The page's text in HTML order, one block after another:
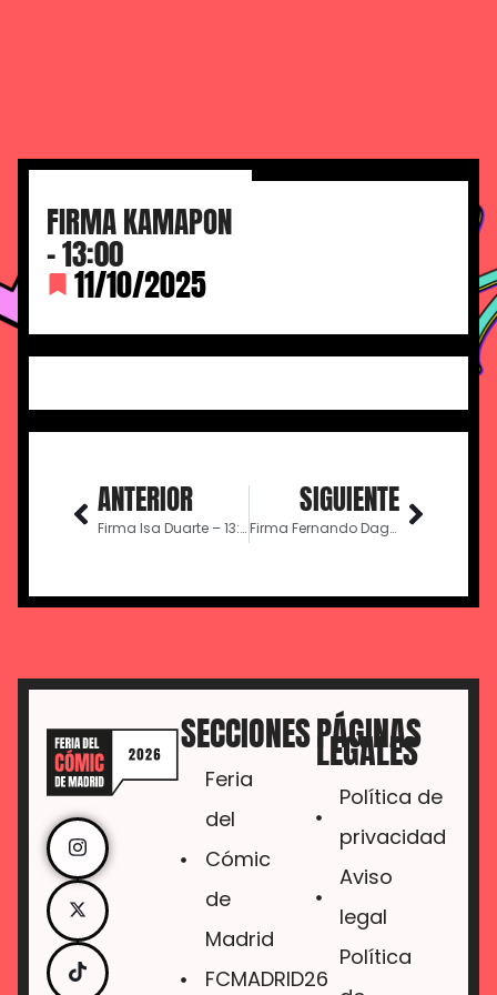
FIRMA KAMAPON
– 13:00
11/10/2025
ANTERIOR
Firma Isa Duarte – 13:00
SIGUIENTE
Firma Fernando Dagnino – 13:00
SECCIONES
Feria
del
Cómic
de
Madrid
FCMADRID26
PÁGINAS
LEGALES
Política de
privacidad
Aviso
legal
Política